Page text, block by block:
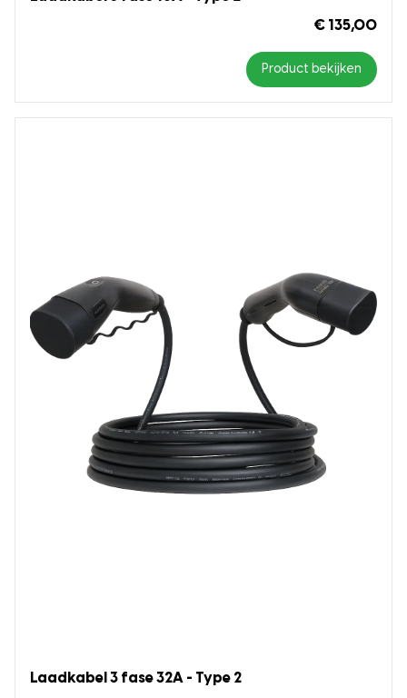
€ 135,00
Product bekijken
Laadkabel 3 fase 32A - Type 2